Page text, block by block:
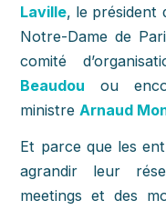
Laville, le président
Notre-Dame de
comité
Beaudou ou
ministre Arnaud
Et parce que les
agrandir leur
meetings et des